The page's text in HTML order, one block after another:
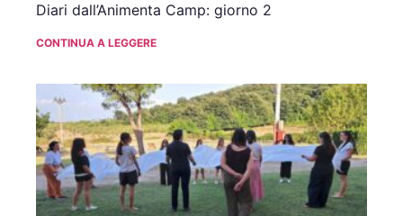
Diari dall’Animenta Camp: giorno 2
CONTINUA A LEGGERE